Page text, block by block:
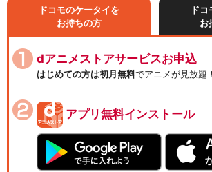
ドコモのケータイを
お持ちの方
ド
お
dアニメストアサービスお申込
はじめての方は初月無料でアニメが見放題！
アプリ無料インストール